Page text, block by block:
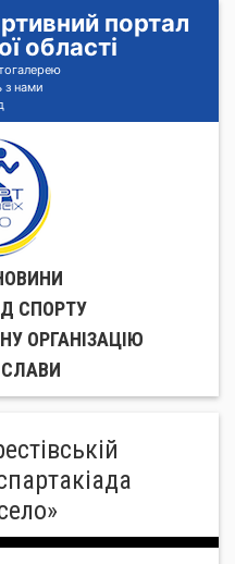
портал
області
з нами
СПОРТУ
ОРГАНIЗАЦIЮ
СЛАВИ